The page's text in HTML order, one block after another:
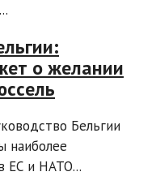
о желании
Бельгии
наиболее
ЕС и НАТО...